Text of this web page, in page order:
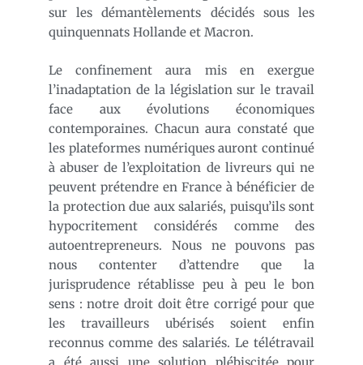
sur les démantèlements décidés sous les
quinquennats Hollande et Macron.
Le confinement aura mis en exergue
l’inadaptation de la législation sur le travail
face aux évolutions économiques
contemporaines. Chacun aura constaté que
les plateformes numériques auront continué
à abuser de l’exploitation de livreurs qui ne
peuvent prétendre en France à bénéficier de
la protection due aux salariés, puisqu’ils sont
hypocritement considérés comme des
autoentrepreneurs. Nous ne pouvons pas
nous contenter d’attendre que la
jurisprudence rétablisse peu à peu le bon
sens : notre droit doit être corrigé pour que
les travailleurs ubérisés soient enfin
reconnus comme des salariés. Le télétravail